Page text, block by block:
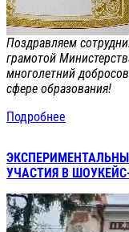
Поздравляем
грамотой
многолетний
сфере образования!
Подробнее
УЧАСТИЯ В